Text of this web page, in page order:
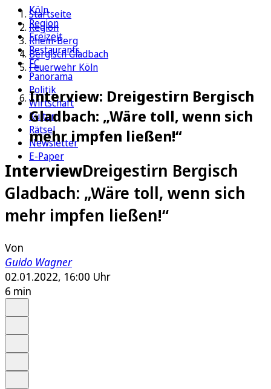
Köln
Region
Freizeit
Restaurants
FC
Panorama
Politik
Wirtschaft
Kultur
Rätsel
Newsletter
E-Paper
Startseite
Region
Rhein-Berg
Bergisch Gladbach
Feuerwehr Köln
Interview: Dreigestirn Bergisch
Gladbach: „Wäre toll, wenn sich
mehr impfen ließen!“
InterviewDreigestirn Bergisch
Gladbach: „Wäre toll, wenn sich
mehr impfen ließen!“
Von
Guido Wagner
02.01.2022, 16:00 Uhr
6 min